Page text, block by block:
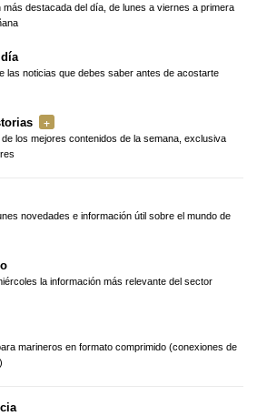
más destacada del día, de lunes a viernes a primera
las noticias que debes saber antes de acostarte
los mejores contenidos de la semana, exclusiva
novedades e información útil sobre el mundo de
la información más relevante del sector
marineros en formato comprimido (conexiones de